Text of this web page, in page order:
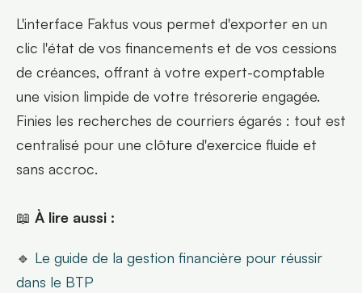
L'interface Faktus vous permet d'exporter en un
clic l'état de vos financements et de vos cessions
de créances, offrant à votre expert-comptable
une vision limpide de votre trésorerie engagée.
Finies les recherches de courriers égarés : tout est
centralisé pour une clôture d'exercice fluide et
sans accroc.
📖 À lire aussi :
🔹 Le guide de la gestion financière pour réussir
dans le BTP